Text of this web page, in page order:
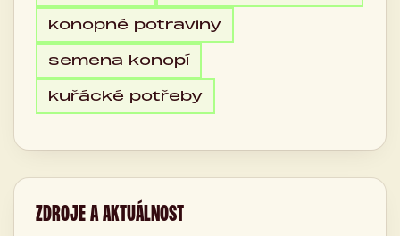
konopné potraviny
semena konopí
kuřácké potřeby
ZDROJE A AKTUÁLNOST